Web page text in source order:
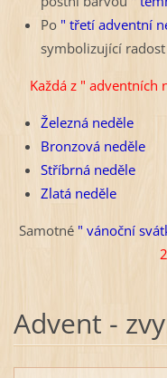
Po " třetí adventní
symbolizující
Každá z " adventních
Železná neděle
Bronzová neděle
Stříbrná neděle
Zlatá neděle
Samotné " vánoční
Advent -